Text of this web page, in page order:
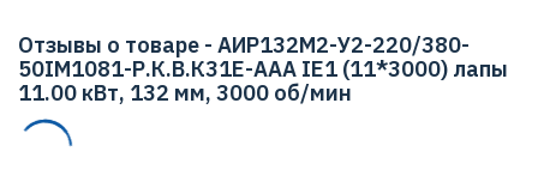
Отзывы о товаре - АИР132М2-У2-220/380-
50IМ1081-Р.К.В.К31Е-ААА IЕ1 (11*3000) лапы
11.00 кВт, 132 мм, 3000 об/мин